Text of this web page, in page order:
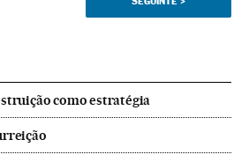
como estratégia